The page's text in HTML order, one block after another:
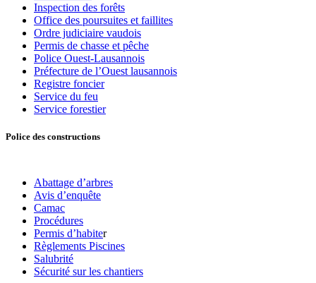
Inspection des forêts
Office des poursuites et faillites
Ordre judiciaire vaudois
Permis de chasse et pêche
Police Ouest-Lausannois
Préfecture de l’Ouest lausannois
Registre foncier
Service du feu
Service forestier
Police des constructions
Abattage d’arbres
Avis d’enquête
Camac
Procédures
Permis d’habiter
Règlements Piscines
Salubrité
Sécurité sur les chantiers